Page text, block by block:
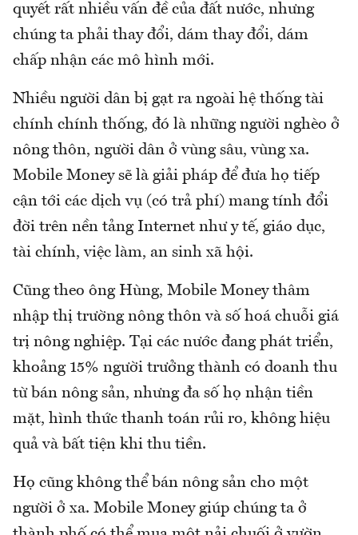
quyết rất nhiều vấn đề của đất nước, nhưng
chúng ta phải thay đổi, dám thay đổi, dám
chấp nhận các mô hình mới.
Nhiều người dân bị gạt ra ngoài hệ thống tài
chính chính thống, đó là những người nghèo ở
nông thôn, người dân ở vùng sâu, vùng xa.
Mobile Money sẽ là giải pháp để đưa họ tiếp
cận tới các dịch vụ (có trả phí) mang tính đổi
đời trên nền tảng Internet như y tế, giáo dục,
tài chính, việc làm, an sinh xã hội.
Cũng theo ông Hùng, Mobile Money thâm
nhập thị trường nông thôn và số hoá chuỗi giá
trị nông nghiệp. Tại các nước đang phát triển,
khoảng 15% người trưởng thành có doanh thu
từ bán nông sản, nhưng đa số họ nhận tiền
mặt, hình thức thanh toán rủi ro, không hiệu
quả và bất tiện khi thu tiền.
Họ cũng không thể bán nông sản cho một
người ở xa. Mobile Money giúp chúng ta ở